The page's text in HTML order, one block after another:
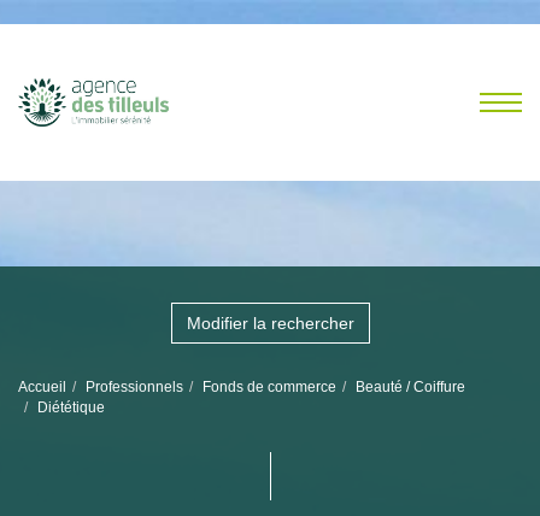
Modifier la rechercher
Accueil Professionnels Fonds de commerce
Beauté / Coiffure
Diététique